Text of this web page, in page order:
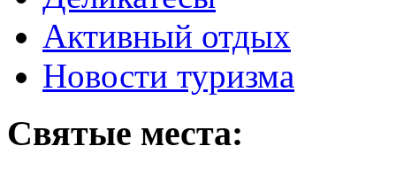
Активный отдых
Новости туризма
Святые места: